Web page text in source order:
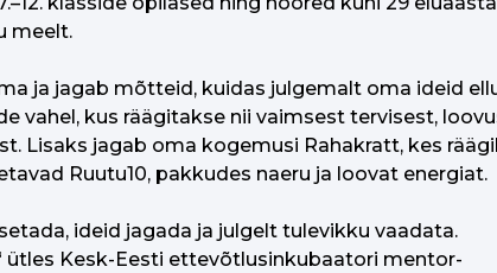
meelt.
ja jagab mõtteid, kuidas julgemalt oma ideid
vahel, kus räägitakse nii vaimsest tervisest,
Lisaks jagab oma kogemusi Rahakratt, kes
Ruutu10, pakkudes naeru ja loovat energiat.
ideid jagada ja julgelt tulevikku vaadata.
ütles Kesk-Eesti ettevõtlusinkubaatori mentor-